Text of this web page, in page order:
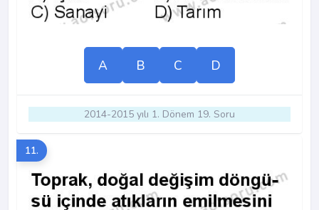
A B C D
2014-2015 yılı 1. Dönem 19. Soru
11.